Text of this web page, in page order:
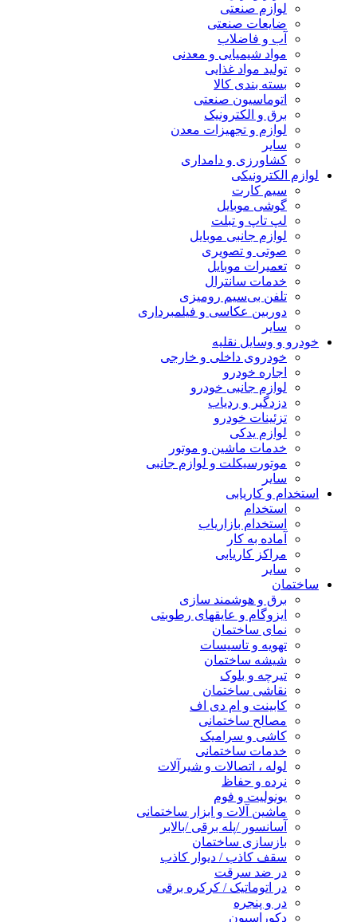
لوازم صنعتی
ضایعات صنعتی
آب و فاضلاب
مواد شیمیایی و معدنی
تولید مواد غذایی
بسته بندی کالا
اتوماسیون صنعتی
برق و الکترونیک
لوازم و تجهیزات معدن
سایر
کشاورزی و دامداری
لوازم الکترونیکی
سیم کارت
گوشی موبایل
لپ تاپ و تبلت
لوازم جانبی موبایل
صوتی و تصویری
تعمیرات موبایل
خدمات سانترال
تلفن بی‌سیم رومیزی
دوربین عکاسی و فیلمبرداری
سایر
خودرو و وسایل نقلیه
خودروی داخلی و خارجی
اجاره خودرو
لوازم جانبی خودرو
دزدگیر و ردیاب
تزئینات خودرو
لوازم یدکی
خدمات ماشین و موتور
موتورسیکلت و لوازم جانبی
سایر
استخدام و کاریابی
استخدام
استخدام بازاریاب
آماده به کار
مراکز کاریابی
سایر
ساختمان
برق و هوشمند سازی
ایزوگام و عایقهای رطوبتی
نمای ساختمان
تهویه و تاسیسات
شیشه ساختمان
تیرچه و بلوک
نقاشی ساختمان
کابینت و ام دی اف
مصالح ساختمانی
کاشی و سرامیک
خدمات ساختمانی
لوله ، اتصالات و شیرآلات
نرده و حفاظ
یونولیت و فوم
ماشین آلات و ابزار ساختمانی
آسانسور /پله برقی /بالابر
بازسازی ساختمان
سقف کاذب / دیوار کاذب
در ضد سرقت
در اتوماتیک / کرکره برقی
در و پنجره
دکوراسیون